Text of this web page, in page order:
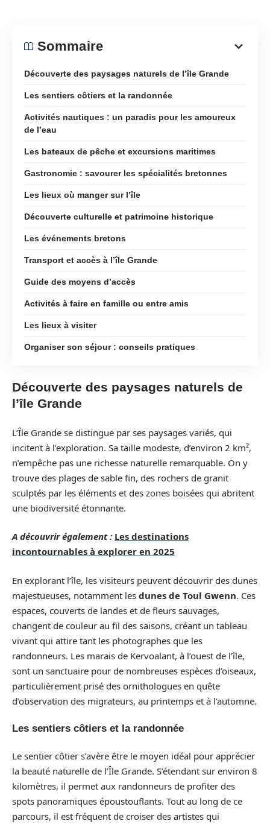
Sommaire
Découverte des paysages naturels de l’île Grande
Les sentiers côtiers et la randonnée
Activités nautiques : un paradis pour les amoureux
de l’eau
Les bateaux de pêche et excursions maritimes
Gastronomie : savourer les spécialités bretonnes
Les lieux où manger sur l’île
Découverte culturelle et patrimoine historique
Les événements bretons
Transport et accès à l’île Grande
Guide des moyens d’accès
Activités à faire en famille ou entre amis
Les lieux à visiter
Organiser son séjour : conseils pratiques
Découverte des paysages naturels de
l’île Grande
L’Île Grande se distingue par ses paysages variés, qui
incitent à l’exploration. Sa taille modeste, d’environ 2 km²,
n’empêche pas une richesse naturelle remarquable. On y
trouve des plages de sable fin, des rochers de granit
sculptés par les éléments et des zones boisées qui abritent
une biodiversité étonnante.
A découvrir également : Les destinations
incontournables à explorer en 2025
En explorant l’île, les visiteurs peuvent découvrir des dunes
majestueuses, notamment les dunes de Toul Gwenn. Ces
espaces, couverts de landes et de fleurs sauvages,
changent de couleur au fil des saisons, créant un tableau
vivant qui attire tant les photographes que les
randonneurs. Les marais de Kervoalant, à l’ouest de l’île,
sont un sanctuaire pour de nombreuses espèces d’oiseaux,
particulièrement prisé des ornithologues en quête
d’observation des migrateurs, au printemps et à l’automne.
Les sentiers côtiers et la randonnée
Le sentier côtier s’avère être le moyen idéal pour apprécier
la beauté naturelle de l’Île Grande. S’étendant sur environ 8
kilomètres, il permet aux randonneurs de profiter des
spots panoramiques époustouflants. Tout au long de ce
parcours, il est fréquent de croiser des artistes qui